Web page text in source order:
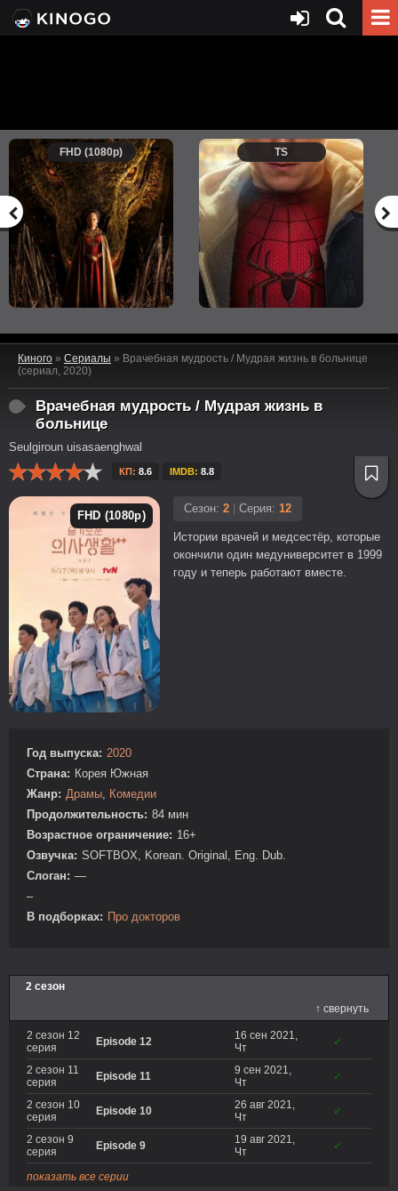
FHD (1080p) TS
Киного » Сериалы » Врачебная мудрость / Мудрая жизнь в больнице
(сериал, 2020)
Врачебная мудрость / Мудрая жизнь в
больнице
Seulgiroun uisasaenghwal
КП: 8.6 IMDB: 8.8
FHD (1080p)
Сезон: 2 Серия: 12
Истории врачей и медсестёр, которые
окончили один медуниверситет в 1999
году и теперь работают вместе.
Год выпуска: 2020
Страна: Корея Южная
Жанр: Драмы
Комедии
Продолжительность: 84 мин
Возрастное ограничение: 16+
Озвучка: SOFTBOX, Korean. Original, Eng. Dub.
Слоган: —
–
В подборках: Про докторов
2 сезон
↑ свернуть
2 сезон 12
серия
Episode 12
16 сен 2021,
Чт
✓
2 сезон 11
серия
Episode 11
9 сен 2021,
Чт
✓
2 сезон 10
серия
Episode 10
26 авг 2021,
Чт
✓
2 сезон 9
серия
Episode 9
19 авг 2021,
Чт
✓
показать все серии